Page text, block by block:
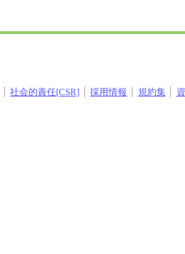
社会的責任[CSR] 採用情報 規約集